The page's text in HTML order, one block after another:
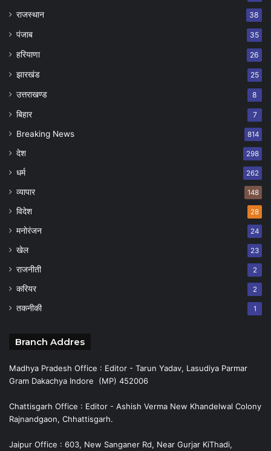
राजस्थान 38
पंजाब 35
हरियाणा 26
झारखंड 25
उत्तराखण्ड 8
बिहार 7
Breaking News 814
देश 298
धर्म 262
व्यापार 148
विदेश 28
मनोरंजन 24
खेल 23
राजनीती 2
करियर 2
तकनीकी 1
Branch Addres
Madhya Pradesh Office : Editor - Tarun Yadav, Lasudiya Parmar
Gram Dakachya Indore (MP) 452006
Chattisgarh Office : Editor - Ashish Verma New Khandelwal Colony
Rajnandgaon, Chhattisgarh.
Jaipur Office : 603, New Sanganer Rd, Near Gurjar KiThadi,